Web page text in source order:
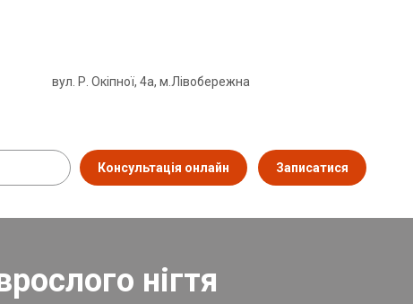
вул. Р. Окіпної, 4а, м.Лівобережна
Консультація онлайн Записатися
нігтя